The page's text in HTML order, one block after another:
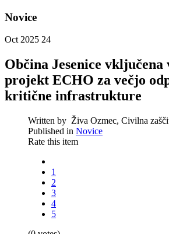
Novice
Oct 2025 24
Občina Jesenice vključena
projekt ECHO za večjo
kritične infrastrukture
Written by Živa Ozmec, Civilna
Published in Novice
Rate this item
1
2
3
4
5